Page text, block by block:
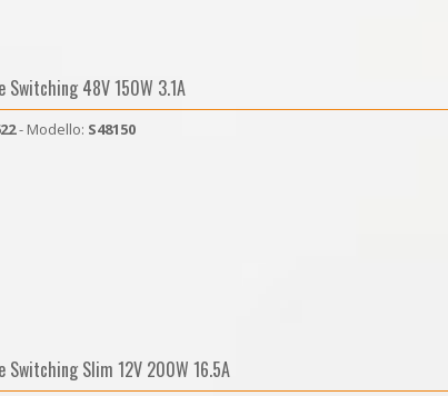
Switching 48V 150W 3.1A
- Modello: S48150
Switching Slim 12V 200W 16.5A